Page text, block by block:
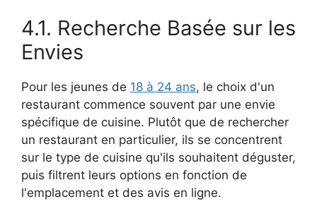
4.1. Recherche Basée sur les
Envies
Pour les jeunes de 18 à 24 ans, le choix d'un
restaurant commence souvent par une envie
spécifique de cuisine. Plutôt que de rechercher
un restaurant en particulier, ils se concentrent
sur le type de cuisine qu'ils souhaitent déguster,
puis filtrent leurs options en fonction de
l'emplacement et des avis en ligne.